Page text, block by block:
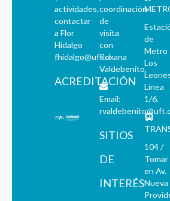
actividades,
contactar
a Flor
Hidalgo
fhidalgo@uft.cl
ACREDITACIÓN
coordinación
de
visita
con
Roxana
Valdebenito.
Email:
SITIOS
DE
INTERÉS
de
Metro
Los
Línea
1/6.
104 /
Tomar
en Av.
Nueva